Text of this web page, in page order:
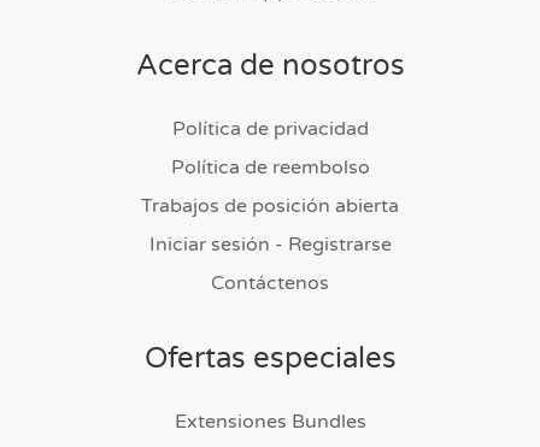
Acerca de nosotros
Política de privacidad
Política de reembolso
Trabajos de posición abierta
Iniciar sesión - Registrarse
Contáctenos
Ofertas especiales
Extensiones Bundles